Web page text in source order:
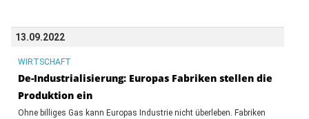
13.09.2022
WIRTSCHAFT
De-Industrialisierung: Europas Fabriken stellen die
Produktion ein
Ohne billiges Gas kann Europas Industrie nicht überleben. Fabriken